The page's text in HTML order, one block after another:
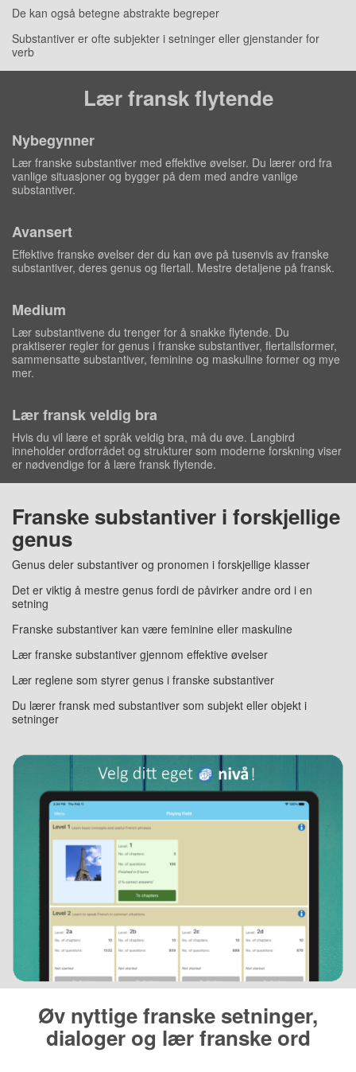
De kan også betegne abstrakte begreper
Substantiver er ofte subjekter i setninger eller gjenstander for
verb
Lær fransk flytende
Nybegynner
Lær franske substantiver med effektive øvelser. Du lærer ord fra
vanlige situasjoner og bygger på dem med andre vanlige
substantiver.
Avansert
Effektive franske øvelser der du kan øve på tusenvis av franske
substantiver, deres genus og flertall. Mestre detaljene på fransk.
Medium
Lær substantivene du trenger for å snakke flytende. Du
praktiserer regler for genus i franske substantiver, flertallsformer,
sammensatte substantiver, feminine og maskuline former og mye
mer.
Lær fransk veldig bra
Hvis du vil lære et språk veldig bra, må du øve. Langbird
inneholder ordforrådet og strukturer som moderne forskning viser
er nødvendige for å lære fransk flytende.
Franske substantiver i forskjellige
genus
Genus deler substantiver og pronomen i forskjellige klasser
Det er viktig å mestre genus fordi de påvirker andre ord i en
setning
Franske substantiver kan være feminine eller maskuline
Lær franske substantiver gjennom effektive øvelser
Lær reglene som styrer genus i franske substantiver
Du lærer fransk med substantiver som subjekt eller objekt i
setninger
Øv nyttige franske setninger,
dialoger og lær franske ord